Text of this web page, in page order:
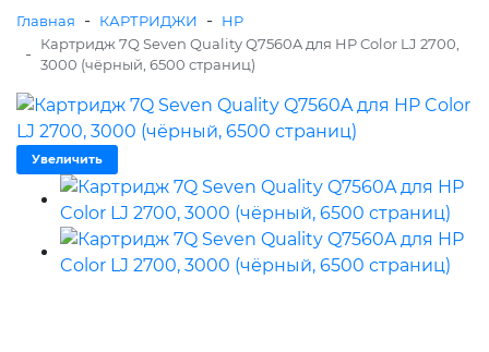
Главная - КАРТРИДЖИ - HP
-
Картридж 7Q Seven Quality Q7560A для HP Color LJ 2700,
3000 (чёрный, 6500 страниц)
Увеличить